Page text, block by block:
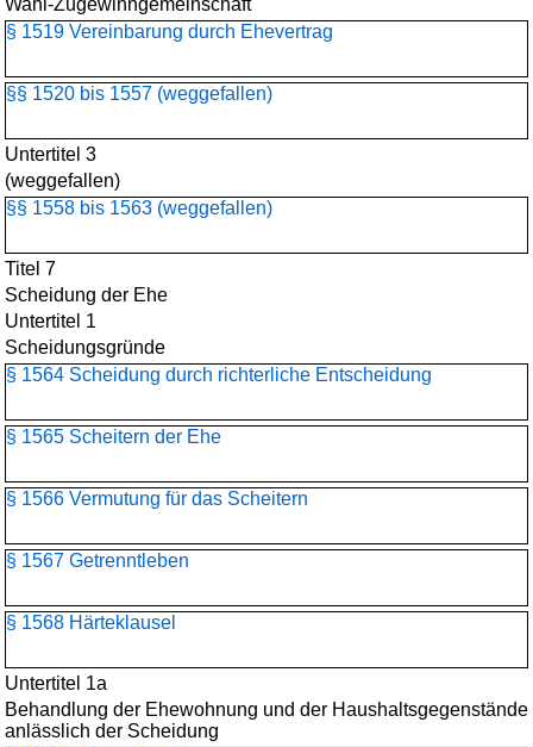
Wahl-Zugewinngemeinschaft
§ 1519 Vereinbarung durch Ehevertrag
§§ 1520 bis 1557 (weggefallen)
Untertitel 3
(weggefallen)
§§ 1558 bis 1563 (weggefallen)
Titel 7
Scheidung der Ehe
Untertitel 1
Scheidungsgründe
§ 1564 Scheidung durch richterliche Entscheidung
§ 1565 Scheitern der Ehe
§ 1566 Vermutung für das Scheitern
§ 1567 Getrenntleben
§ 1568 Härteklausel
Untertitel 1a
Behandlung der Ehewohnung und der Haushaltsgegenstände
anlässlich der Scheidung